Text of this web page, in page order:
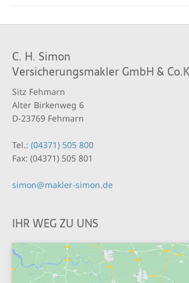
C. H. Simon
Versicherungsmakler GmbH &
Sitz Fehmarn
Alter Birkenweg 6
D-23769 Fehmarn
Tel.: (04371) 505 800
Fax: (04371) 505 801
simon@makler-simon.de
IHR WEG ZU UNS